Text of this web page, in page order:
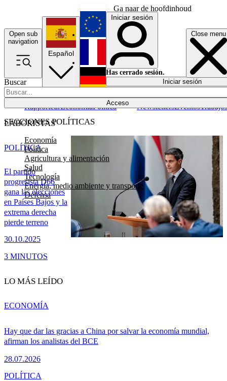
Ga naar de hoofdinhoud
Open sub
navigation
Close menu
Buscar
Acceso
SECCIONES POLÍTICAS
Economía
Política
Agricultura y alimentación
Salud
Tecnología
Energía, medio ambiente y transporte
Defensa
RapporteurEconomíaPolítica NewslettersEventosTrabajos
Español
English
Français
Iniciar sesión
Has cerrado sesión.
Iniciar sesión
LABORISTAS
El partido
progresista D66
gana las elecciones
en Países Bajos y la
extrema derecha
pierde terreno
30.10.2025
POLÍTICA
3 MINUTOS
LO MÁS LEÍDO
Hay que dar las gracias a China por salvar la economía mundial,
afirman los analistas del BCE
28.07.2026
ECONOMÍA
POLÍTICA